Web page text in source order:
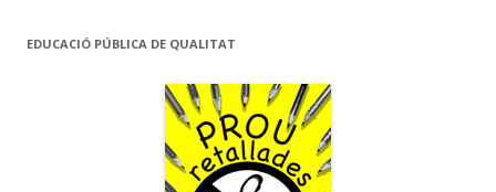
EDUCACIÓ PÚBLICA DE QUALITAT